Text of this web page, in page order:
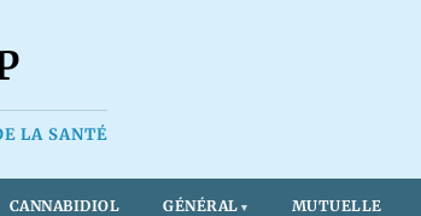
LA SANTÉ
CANNABIDIOL GÉNÉRAL MUTUELLE